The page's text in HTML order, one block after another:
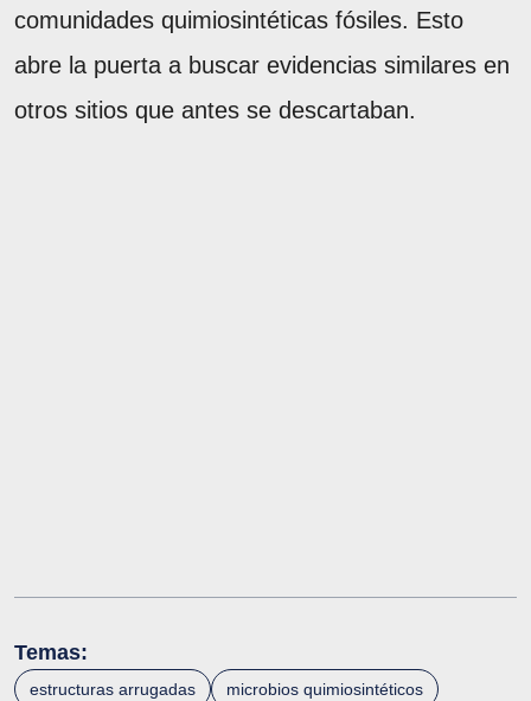
comunidades quimiosintéticas fósiles. Esto
abre la puerta a buscar evidencias similares en
otros sitios que antes se descartaban.
Temas:
estructuras arrugadas microbios quimiosintéticos